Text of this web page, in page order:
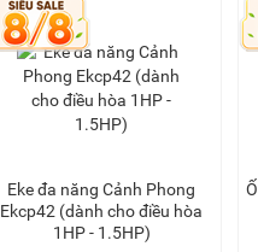
Eke đa năng Cảnh Phong
Ekcp42 (dành cho điều hòa
1HP - 1.5HP)